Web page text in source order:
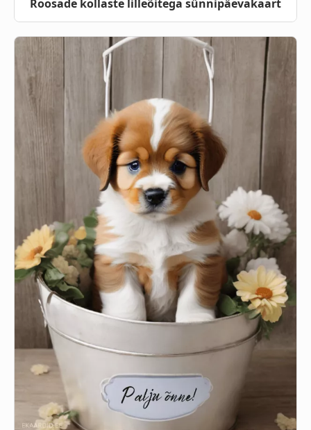
Roosade kollaste lilleõitega sünnipäevakaart